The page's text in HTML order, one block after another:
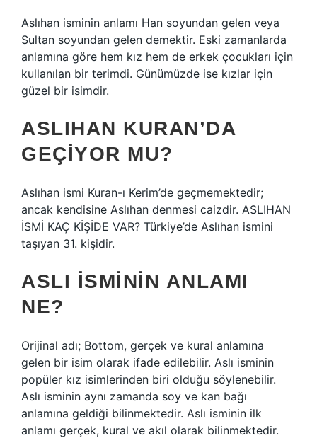
Aslıhan isminin anlamı Han soyundan gelen veya
Sultan soyundan gelen demektir. Eski zamanlarda
anlamına göre hem kız hem de erkek çocukları için
kullanılan bir terimdi. Günümüzde ise kızlar için
güzel bir isimdir.
ASLIHAN KURAN’DA
GEÇIYOR MU?
Aslıhan ismi Kuran-ı Kerim’de geçmemektedir;
ancak kendisine Aslıhan denmesi caizdir. ASLIHAN
İSMİ KAÇ KİŞİDE VAR? Türkiye’de Aslıhan ismini
taşıyan 31. kişidir.
ASLI ISMININ ANLAMI
NE?
Orijinal adı; Bottom, gerçek ve kural anlamına
gelen bir isim olarak ifade edilebilir. Aslı isminin
popüler kız isimlerinden biri olduğu söylenebilir.
Aslı isminin aynı zamanda soy ve kan bağı
anlamına geldiği bilinmektedir. Aslı isminin ilk
anlamı gerçek, kural ve akıl olarak bilinmektedir.